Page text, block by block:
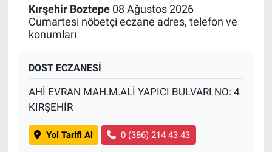
Kırşehir Boztepe08 Ağustos 2026
Cumartesi nöbetçi eczane adres, telefon ve
konumları
DOST ECZANESİ
AHİ EVRAN MAH.M.ALİ YAPICI BULVARI NO: 4
KIRŞEHİR
Yol Tarifi Al 0 (386) 214 43 43